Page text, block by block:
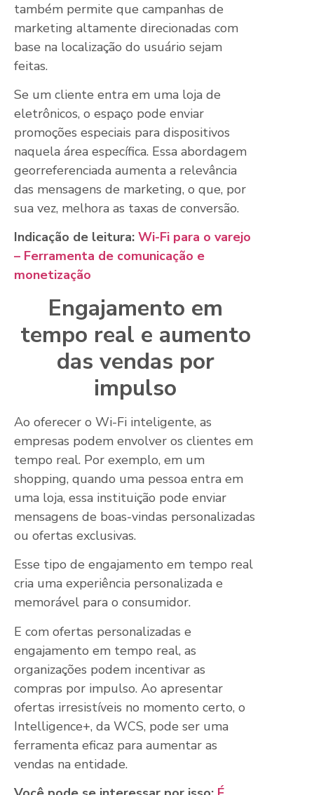
também permite que campanhas de
marketing altamente direcionadas com
base na localização do usuário sejam
feitas.
Se um cliente entra em uma loja de
eletrônicos, o espaço pode enviar
promoções especiais para dispositivos
naquela área específica. Essa abordagem
georreferenciada aumenta a relevância
das mensagens de marketing, o que, por
sua vez, melhora as taxas de conversão.
Indicação de leitura: Wi-Fi para o varejo
– Ferramenta de comunicação e
monetização
Engajamento em
tempo real e aumento
das vendas por
impulso
Ao oferecer o Wi-Fi inteligente, as
empresas podem envolver os clientes em
tempo real. Por exemplo, em um
shopping, quando uma pessoa entra em
uma loja, essa instituição pode enviar
mensagens de boas-vindas personalizadas
ou ofertas exclusivas.
Esse tipo de engajamento em tempo real
cria uma experiência personalizada e
memorável para o consumidor.
E com ofertas personalizadas e
engajamento em tempo real, as
organizações podem incentivar as
compras por impulso. Ao apresentar
ofertas irresistíveis no momento certo, o
Intelligence+, da WCS, pode ser uma
ferramenta eficaz para aumentar as
vendas na entidade.